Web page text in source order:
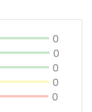
0
0
0
0
0